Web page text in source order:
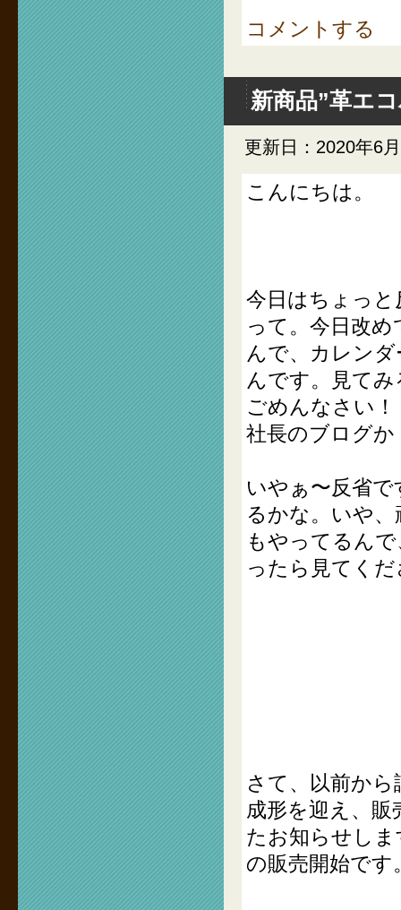
コメントする
新商品”革エ
更新日：2020年6
こんにちは。
今日はちょっ
って。今日改
んで、カレン
んです。見て
ごめんなさい！
社長のブログ
いやぁ〜反省
るかな。いや
もやってるん
ったら見てく
さて、以前か
成形を迎え、
たお知らせし
の販売開始です